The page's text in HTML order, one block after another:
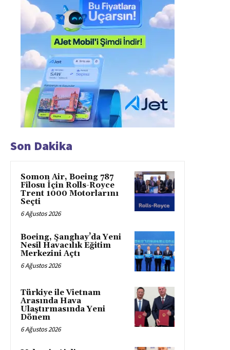
Son Dakika
Somon Air, Boeing 787
Filosu İçin Rolls-Royce
Trent 1000 Motorlarını
Seçti
6 Ağustos 2026
Boeing, Şanghay’da Yeni
Nesil Havacılık Eğitim
Merkezini Açtı
6 Ağustos 2026
Türkiye ile Vietnam
Arasında Hava
Ulaştırmasında Yeni
Dönem
6 Ağustos 2026